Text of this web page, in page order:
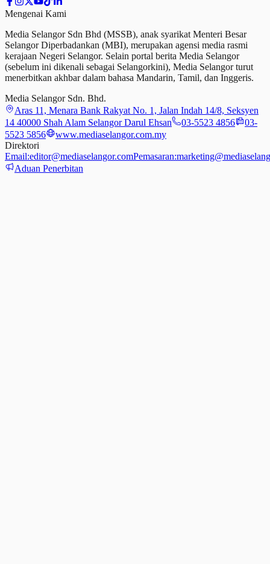
Mengenai Kami
Media Selangor Sdn Bhd (MSSB), anak syarikat Menteri Besar
Selangor Diperbadankan (MBI), merupakan agensi media rasmi
kerajaan Negeri Selangor. Selain portal berita Media Selangor
(sebelum ini dikenali sebagai Selangorkini), Media Selangor turut
menerbitkan akhbar dalam bahasa Mandarin, Tamil, dan Inggeris.
Media Selangor Sdn. Bhd.
Aras 11, Menara Bank Rakyat No. 1, Jalan Indah 14/8, Seksyen
14 40000 Shah Alam Selangor Darul Ehsan
03-5523 4856
03-
5523 5856
www.mediaselangor.com.my
Direktori
Email:editor@mediaselangor.comPemasaran:
Aduan Penerbitan